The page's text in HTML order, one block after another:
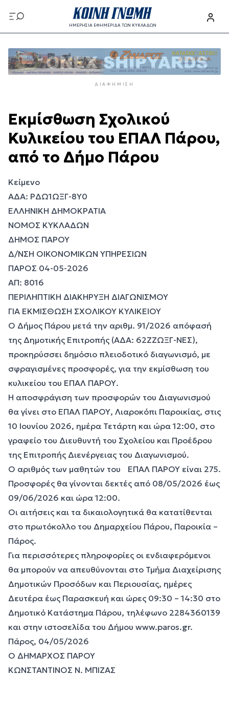
προς
το
περιεχόμενο
ΗΜΕΡΗΣΙΑ ΕΦΗΜΕΡΙΔΑ ΤΩΝ ΚΥΚΛΑΔΩΝ
προς
το
κυρίως
ΔΙΑΦΉΜΙΣΗ
Εκμίσθωση Σχολικού
Κυλικείου του ΕΠΑΛ Πάρου,
από το Δήμο Πάρου
Κείμενο
ΑΔΑ: ΡΔΩ1ΩΞΓ-8Υ0
ΕΛΛΗΝΙΚΗ ΔΗΜΟΚΡΑΤΙΑ
ΝΟΜΟΣ ΚΥΚΛΑΔΩΝ
ΔΗΜΟΣ ΠΑΡΟΥ
Δ/ΝΣΗ ΟΙΚΟΝΟΜΙΚΩΝ ΥΠΗΡΕΣΙΩΝ
ΠΑΡΟΣ 04-05-2026
ΑΠ: 8016
ΠΕΡΙΛΗΠΤΙΚΗ ΔΙΑΚΗΡΥΞΗ ΔΙΑΓΩΝΙΣΜΟΥ
ΓΙΑ ΕΚΜΙΣΘΩΣΗ ΣΧΟΛΙΚΟΥ ΚΥΛΙΚΕΙΟΥ
Ο Δήμος Πάρου μετά την αριθμ. 91/2026 απόφασή
της Δημοτικής Επιτροπής (ΑΔΑ: 62ΖΖΩΞΓ-ΝΕΣ),
προκηρύσσει δημόσιο πλειοδοτικό διαγωνισμό, με
σφραγισμένες προσφορές, για την εκμίσθωση του
κυλικείου του ΕΠΑΛ ΠΑΡΟΥ.
Η αποσφράγιση των προσφορών του Διαγωνισμού
θα γίνει στο ΕΠΑΛ ΠΑΡΟΥ, Λιαροκόπι Παροικίας, στις
10 Ιουνίου 2026, ημέρα Τετάρτη και ώρα 12:00, στο
γραφείο του Διευθυντή του Σχολείου και Προέδρου
της Επιτροπής Διενέργειας του Διαγωνισμού.
Ο αριθμός των μαθητών του ΕΠΑΛ ΠΑΡΟΥ είναι 275.
Προσφορές θα γίνονται δεκτές από 08/05/2026 έως
09/06/2026 και ώρα 12:00.
Οι αιτήσεις και τα δικαιολογητικά θα κατατίθενται
στο πρωτόκολλο του Δημαρχείου Πάρου, Παροικία –
Πάρος.
Για περισσότερες πληροφορίες οι ενδιαφερόμενοι
θα μπορούν να απευθύνονται στο Τμήμα Διαχείρισης
Δημοτικών Προσόδων και Περιουσίας, ημέρες
Δευτέρα έως Παρασκευή και ώρες 09:30 – 14:30 στο
Δημοτικό Κατάστημα Πάρου, τηλέφωνο 2284360139
και στην ιστοσελίδα του Δήμου www.paros.gr.
Πάρος, 04/05/2026
Ο ΔΗΜΑΡΧΟΣ ΠΑΡΟΥ
ΚΩΝΣΤΑΝΤΙΝΟΣ Ν. ΜΠΙΖΑΣ